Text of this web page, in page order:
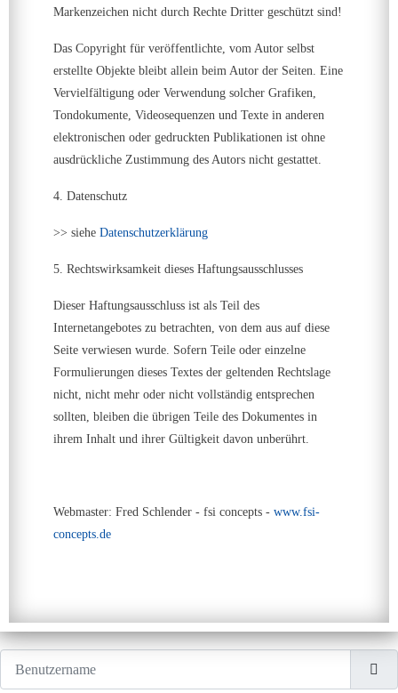
Markenzeichen nicht durch Rechte Dritter geschützt sind!
Das Copyright für veröffentlichte, vom Autor selbst
erstellte Objekte bleibt allein beim Autor der Seiten. Eine
Vervielfältigung oder Verwendung solcher Grafiken,
Tondokumente, Videosequenzen und Texte in anderen
elektronischen oder gedruckten Publikationen ist ohne
ausdrückliche Zustimmung des Autors nicht gestattet.
4. Datenschutz
>> siehe Datenschutzerklärung
5. Rechtswirksamkeit dieses Haftungsausschlusses
Dieser Haftungsausschluss ist als Teil des
Internetangebotes zu betrachten, von dem aus auf diese
Seite verwiesen wurde. Sofern Teile oder einzelne
Formulierungen dieses Textes der geltenden Rechtslage
nicht, nicht mehr oder nicht vollständig entsprechen
sollten, bleiben die übrigen Teile des Dokumentes in
ihrem Inhalt und ihrer Gültigkeit davon unberührt.
Webmaster: Fred Schlender - fsi concepts - www.fsi-
concepts.de